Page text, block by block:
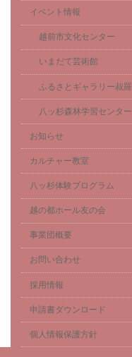
イベント情報
越前市文化センター
いまだて芸術館
ふるさとギャラリー叔羅
八ッ杉森林学習センター
お知らせ
カルチャー教室
八ッ杉体験プログラム
越の都ホール友の会
事業団概要
お問い合わせ
採用情報
申請書ダウンロード
個人情報保護方針